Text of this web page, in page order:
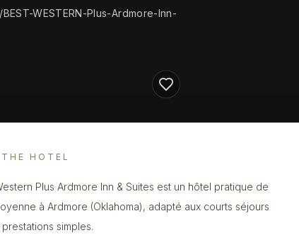
WESTERN-Plus-Ardmore-Inn-
HOTEL
Plus Ardmore Inn & Suites est un hôtel pratique de
à Ardmore (Oklahoma), adapté aux courts séjours
simples.